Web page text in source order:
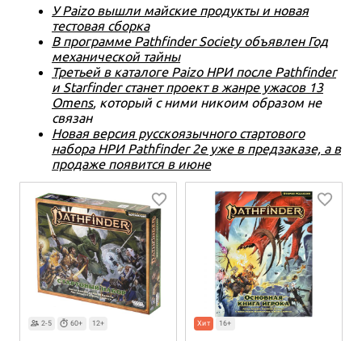
У Paizo вышли майские продукты и новая
тестовая сборка
В программе Pathfinder Society объявлен Год
механической тайны
Третьей в каталоге Paizo НРИ после Pathfinder
и Starfinder станет проект в жанре ужасов 13
Omens, который с ними никоим образом не
связан
Новая версия русскоязычного стартового
набора НРИ Pathfinder 2e уже в предзаказе, а в
продаже появится в июне
2-5 60+ 12+ Хит 16+